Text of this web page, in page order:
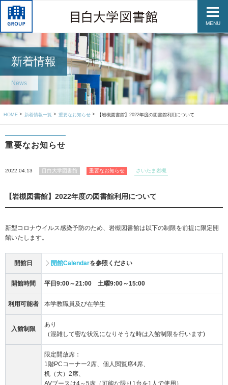
MENU
新着情報
News
HOME 新着情報一覧 重要なお知らせ 【岩槻図書館】2022年度の図書館利用について
重要なお知らせ
2022.04.13 目白大学図書館 重要なお知らせ さいたま岩槻
【岩槻図書館】2022年度の図書館利用について
新型コロナウイルス感染予防のため、岩槻図書館は以下の制限を前提に限定開
館いたします。
開館日 開館Calendarを参照ください
開館時間 平日9:00～21:00 土曜9:00～15:00
利用可能者 本学教職員及び在学生
入館制限
あり
（混雑して密な状況になりそうな時は入館制限を行います)
限定開放席：
1階PCコーナー2席、個人閲覧席4席、
机（大）2席、
AVブースは4～5席（可能な限り1台を1人で使用）